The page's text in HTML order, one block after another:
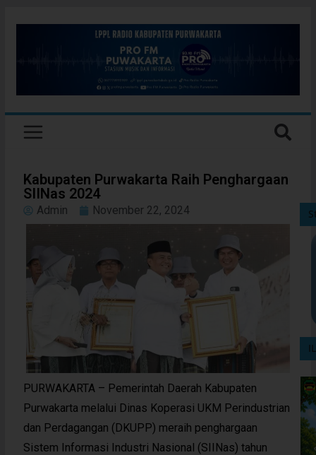
Kabupaten Purwakarta Raih Penghargaan
SIINas 2024
Admin November 22, 2024
PURWAKARTA – Pemerintah Daerah Kabupaten
Purwakarta melalui Dinas Koperasi UKM Perindustrian
dan Perdagangan (DKUPP) meraih penghargaan
Sistem Informasi Industri Nasional (SIINas) tahun